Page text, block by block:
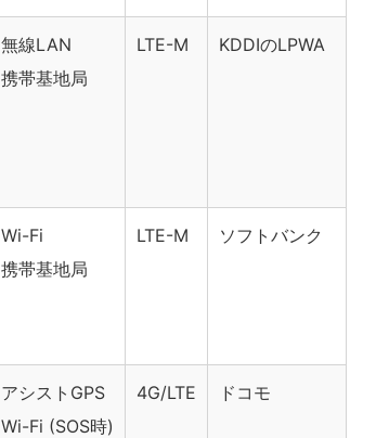
無線LAN
携帯基地局
LTE-M KDDIのLPWA
Wi-Fi
携帯基地局
LTE-M ソフトバンク
アシストGPS
Wi-Fi (SOS時)
4G/LTE ドコモ